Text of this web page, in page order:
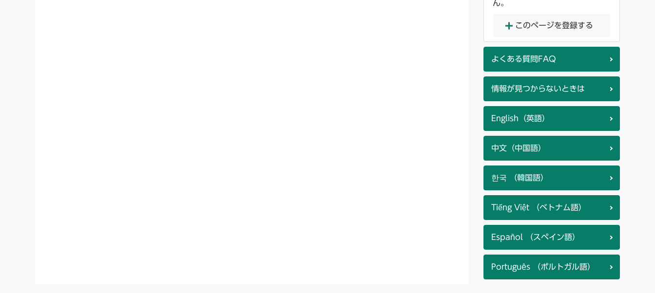
ん。
このページを登録する
よくある質問FAQ
情報が見つからないときは
English（英語）
中文（中国語）
한국 （韓国語）
Tiếng Việt （ベトナム語）
Español （スペイン語）
Português （ポルトガル語）